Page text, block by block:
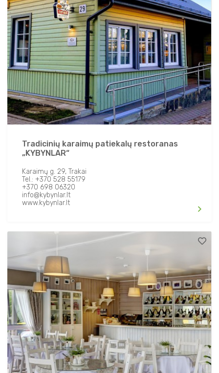
Tradicinių karaimų patiekalų restoranas
„KYBYNLAR“
Karaimų g. 29, Trakai
Tel.: +370 528 55179
+370 698 06320
info@kybynlar.lt
www.kybynlar.lt